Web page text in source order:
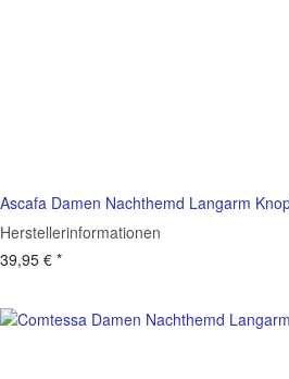
Ascafa Damen Nachthemd Langarm
Herstellerinformationen
39,95 € *